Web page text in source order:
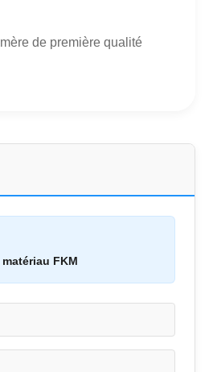
de première qualité
FKM